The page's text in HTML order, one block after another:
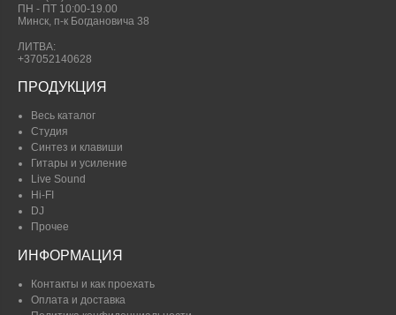
ПН - ПТ 10:00-19.00
Минск, п-к Богдановича 38
ЛИТВА:
+37052140628
ПРОДУКЦИЯ
Весь каталог
Студия
Синтез и клавиши
Гитары и усиление
Live Sound
Hi-FI
DJ
Прочее
ИНФОРМАЦИЯ
Контакты и как проехать
Оплата и доставка